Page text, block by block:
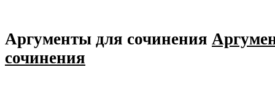
Аргументы для сочинения
сочинения